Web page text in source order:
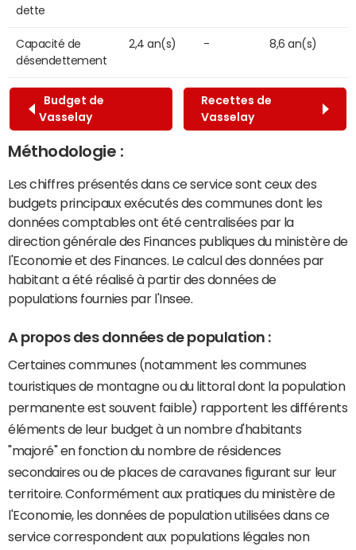
dette
Capacité de
désendettement
2,4 an(s) - 8,6 an(s)
Budget de
Vasselay
Recettes de
Vasselay
Méthodologie :
Les chiffres présentés dans ce service sont ceux des
budgets principaux exécutés des communes dont les
données comptables ont été centralisées par la
direction générale des Finances publiques du ministère de
l'Economie et des Finances. Le calcul des données par
habitant a été réalisé à partir des données de
populations fournies par l'Insee.
A propos des données de population :
Certaines communes (notamment les communes
touristiques de montagne ou du littoral dont la population
permanente est souvent faible) rapportent les différents
éléments de leur budget à un nombre d'habitants
"majoré" en fonction du nombre de résidences
secondaires ou de places de caravanes figurant sur leur
territoire. Conformément aux pratiques du ministère de
l'Economie, les données de population utilisées dans ce
service correspondent aux populations légales non